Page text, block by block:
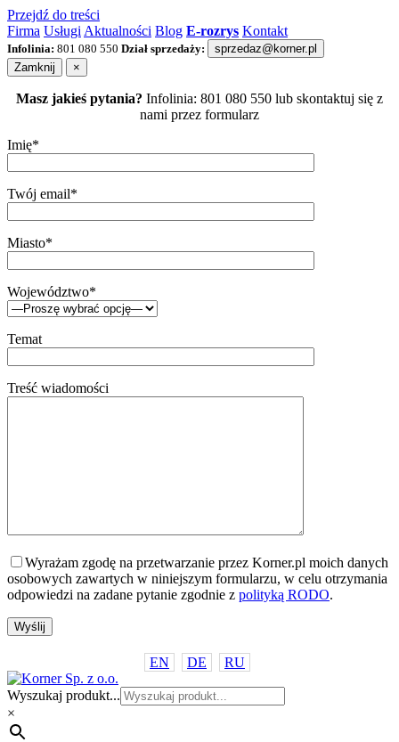
Przejdź do treści
Firma Usługi Aktualności Blog E-rozrys Kontakt
Infolinia: 801 080 550 Dział sprzedaży:
sprzedaz@korner.pl
Zamknij
×
Masz jakieś pytania? Infolinia: 801 080 550 lub skontaktuj się z
nami przez formularz
Imię*
Twój email*
Miasto*
Województwo*
Temat
Treść wiadomości
Wyrażam zgodę na przetwarzanie przez Korner.pl moich danych
osobowych zawartych w niniejszym formularzu, w celu otrzymania
odpowiedzi na zadane pytanie zgodnie z polityką RODO.
EN DE RU
Wyszukaj produkt...
×